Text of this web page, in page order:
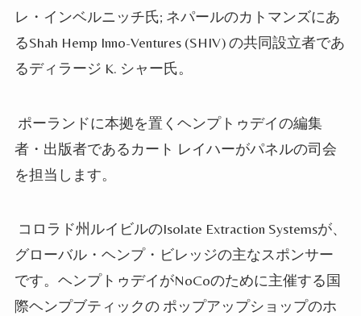
レ・インベルニッチ氏; ネパールのカトマンズにあ
るShah Hemp Inno-Ventures (SHIV) の共同設立者であ
るディラージ K. シャー氏。
ポーランドに本拠を置くヘンプトゥデイの編集
者・出版者であるカート レイハーがパネルの司会
を担当します。
コロラド州ルイビルのIsolate Extraction Systemsが、
グローバル・ヘンプ・ビレッジの主なスポンサー
です。ヘンプトゥデイがNoCoのために主催する国
際ヘンプブティックの ポップアップショップのホ